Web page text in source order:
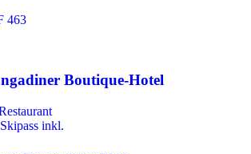
463
Boutique-Hotel
inkl.